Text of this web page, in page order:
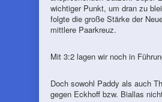
wichtiger Punkt, um dran zu
folgte die große Stärke der
mittlere Paarkreuz.
Mit 3:2 lagen wir noch in
Doch sowohl Paddy als auch
gegen Eckhoff bzw. Biallas